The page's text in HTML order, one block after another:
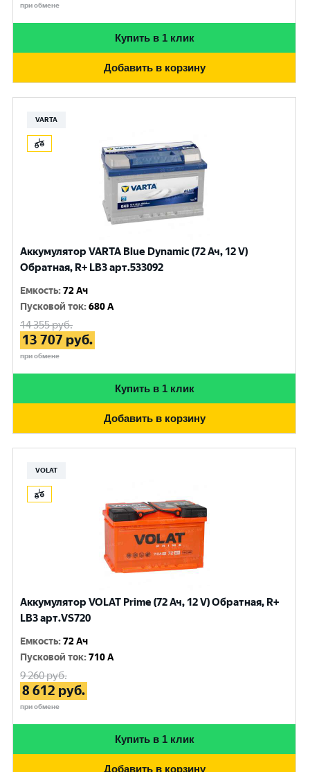
при обмене
Купить в 1 клик
Добавить в корзину
VARTA
Аккумулятор VARTA Blue Dynamic (72 Ач, 12 V)
Обратная, R+ LB3 арт.533092
Емкость:72 Ач
Пусковой ток:680 A
14 355руб.
13 707 руб.
при обмене
Купить в 1 клик
Добавить в корзину
VOLAT
Аккумулятор VOLAT Prime (72 Ач, 12 V) Обратная, R+
LB3 арт.VS720
Емкость:72 Ач
Пусковой ток:710 A
9 260руб.
8 612 руб.
при обмене
Купить в 1 клик
Добавить в корзину